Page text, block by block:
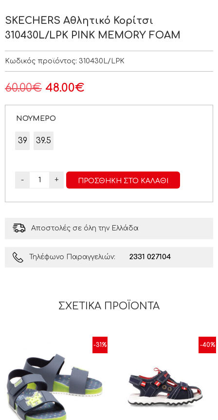
SKECHERS Αθλητικό Κορίτσι
310430L/LPK PINK MEMORY FOAM
Κωδικός προϊόντος: 310430L/LPK
60.00€ 48.00€
ΝΟΥΜΕΡΟ
39 39.5
- + ΠΡΟΣΘΉΚΗ ΣΤΟ ΚΑΛΆΘΙ
Αποστολές σε όλη την Ελλάδα
Τηλέφωνο Παραγγελιών: 2331 027104
ΣΧΕΤΙΚΆ ΠΡΟΪΌΝΤΑ
-31% -40%